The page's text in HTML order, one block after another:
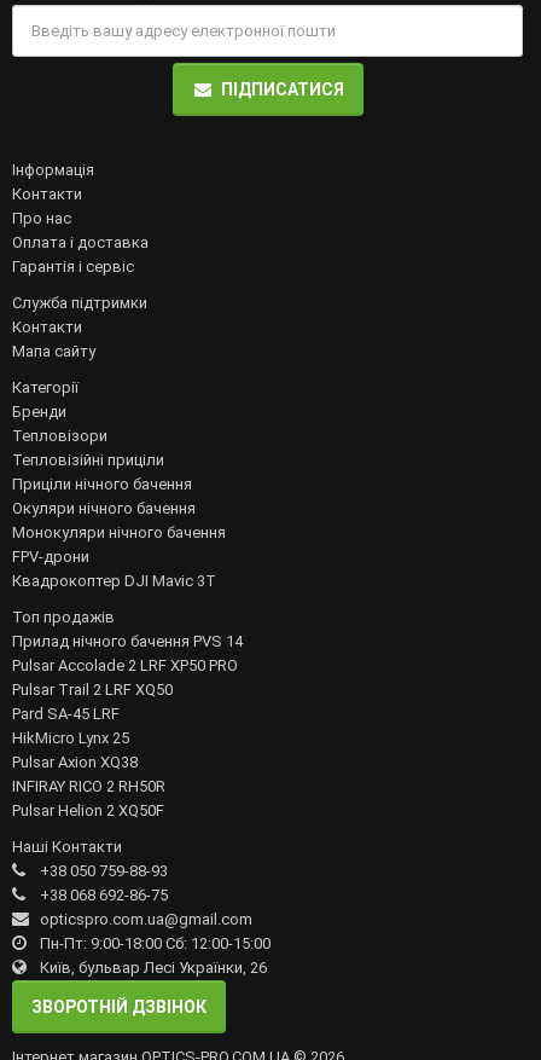
ПІДПИСАТИСЯ
Інформація
Контакти
Про нас
Оплата і доставка
Гарантія і сервіс
Служба підтримки
Контакти
Мапа сайту
Категорії
Бренди
Тепловізори
Тепловізійні приціли
Приціли нічного бачення
Окуляри нічного бачення
Монокуляри нічного бачення
FPV-дрони
Квадрокоптер DJI Mavic 3T
Топ продажів
Прилад нічного бачення PVS 14
Pulsar Accolade 2 LRF XP50 PRO
Pulsar Trail 2 LRF XQ50
Pard SA-45 LRF
HikMicro Lynx 25
Pulsar Axion XQ38
INFIRAY RICO 2 RH50R
Pulsar Helion 2 XQ50F
Наші Контакти
+38 050 759-88-93
+38 068 692-86-75
opticspro.com.ua@gmail.com
Пн-Пт: 9:00-18:00 Сб: 12:00-15:00
Київ, бульвар Лесі Українки, 26
ЗВОРОТНІЙ ДЗВІНОК